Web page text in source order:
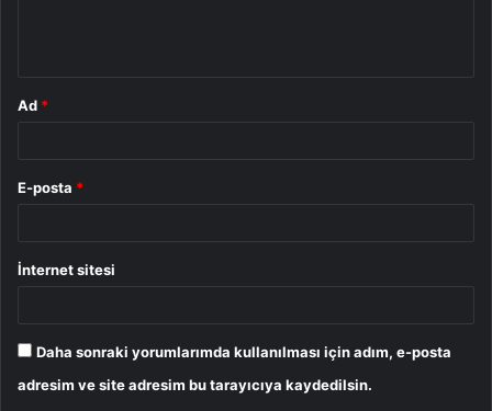
Ad *
E-posta *
İnternet sitesi
Daha sonraki yorumlarımda kullanılması için adım, e-posta
adresim ve site adresim bu tarayıcıya kaydedilsin.